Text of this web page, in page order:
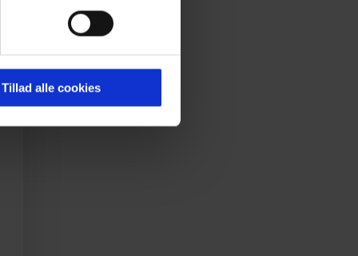
indhold til dig.
i forbindelse med
i både
Tillad alle cookies